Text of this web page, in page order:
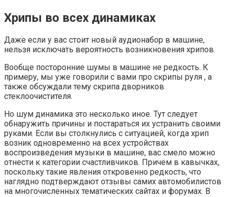
Хрипы во всех динамиках
Даже если у вас стоит новый аудионабор в машине,
нельзя исключать вероятность возникновения хрипов.
Вообще посторонние шумы в машине не редкость. К
примеру, мы уже говорили с вами про скрипы руля , а
также обсуждали тему скрипа дворников
стеклоочистителя.
Но шум динамика это несколько иное. Тут следует
обнаружить причины и постараться их устранить своими
руками. Если вы столкнулись с ситуацией, когда хрип
возник одновременно на всех устройствах
воспроизведения музыки в машине, вас смело можно
отнести к категории счастливчиков. Причем в кавычках,
поскольку такие явления откровенно редкость, что
наглядно подтверждают отзывы самих автомобилистов
на многочисленных тематических сайтах и форумах. В